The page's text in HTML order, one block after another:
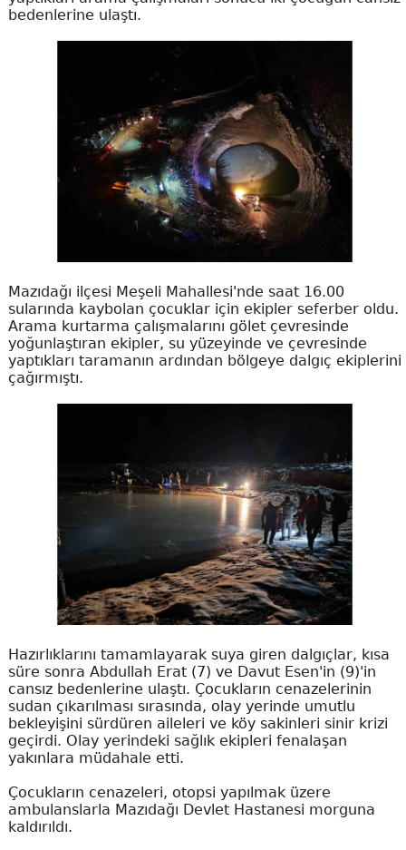
bedenlerine ulaştı.
Mazıdağı ilçesi Meşeli Mahallesi'nde saat 16.00
sularında kaybolan çocuklar için ekipler seferber oldu.
Arama kurtarma çalışmalarını gölet çevresinde
yoğunlaştıran ekipler, su yüzeyinde ve çevresinde
yaptıkları taramanın ardından bölgeye dalgıç ekiplerini
çağırmıştı.
Hazırlıklarını tamamlayarak suya giren dalgıçlar, kısa
süre sonra Abdullah Erat (7) ve Davut Esen'in (9)'in
cansız bedenlerine ulaştı. Çocukların cenazelerinin
sudan çıkarılması sırasında, olay yerinde umutlu
bekleyişini sürdüren aileleri ve köy sakinleri sinir krizi
geçirdi. Olay yerindeki sağlık ekipleri fenalaşan
yakınlara müdahale etti.
Çocukların cenazeleri, otopsi yapılmak üzere
ambulanslarla Mazıdağı Devlet Hastanesi morguna
kaldırıldı.